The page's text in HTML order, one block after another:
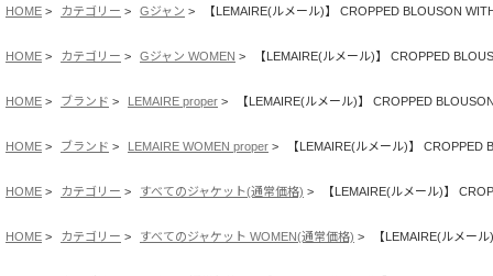
HOME カテゴリー Gジャン 【LEMAIRE(ルメール)】 CROPPED BLOUSON
HOME カテゴリー Gジャン WOMEN 【LEMAIRE(ルメール)】 CROPPED
HOME ブランド LEMAIRE proper 【LEMAIRE(ルメール)】 CROPPED
HOME ブランド LEMAIRE WOMEN proper 【LEMAIRE(ルメール)】 CROPPED
HOME カテゴリー すべてのジャケット(通常価格) 【LEMAIRE(ルメール)】
HOME カテゴリー すべてのジャケット WOMEN(通常価格) 【LEMAIRE(ルメー